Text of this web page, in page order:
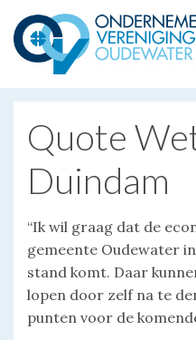
Quote
Duindam
“Ik wil graag dat de
gemeente Oudewater
stand komt. Daar
lopen door zelf na te
punten voor de